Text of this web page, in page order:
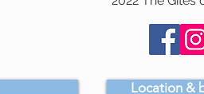
Location &